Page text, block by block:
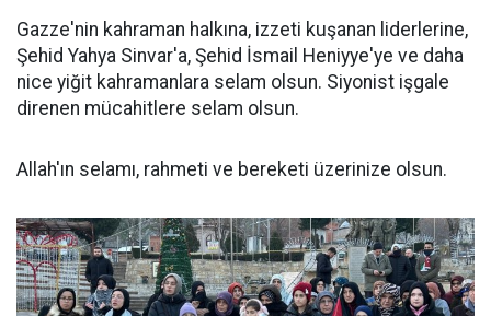
Gazze'nin kahraman halkına, izzeti kuşanan liderlerine,
Şehid Yahya Sinvar'a, Şehid İsmail Heniyye'ye ve daha
nice yiğit kahramanlara selam olsun. Siyonist işgale
direnen mücahitlere selam olsun.
Allah'ın selamı, rahmeti ve bereketi üzerinize olsun.